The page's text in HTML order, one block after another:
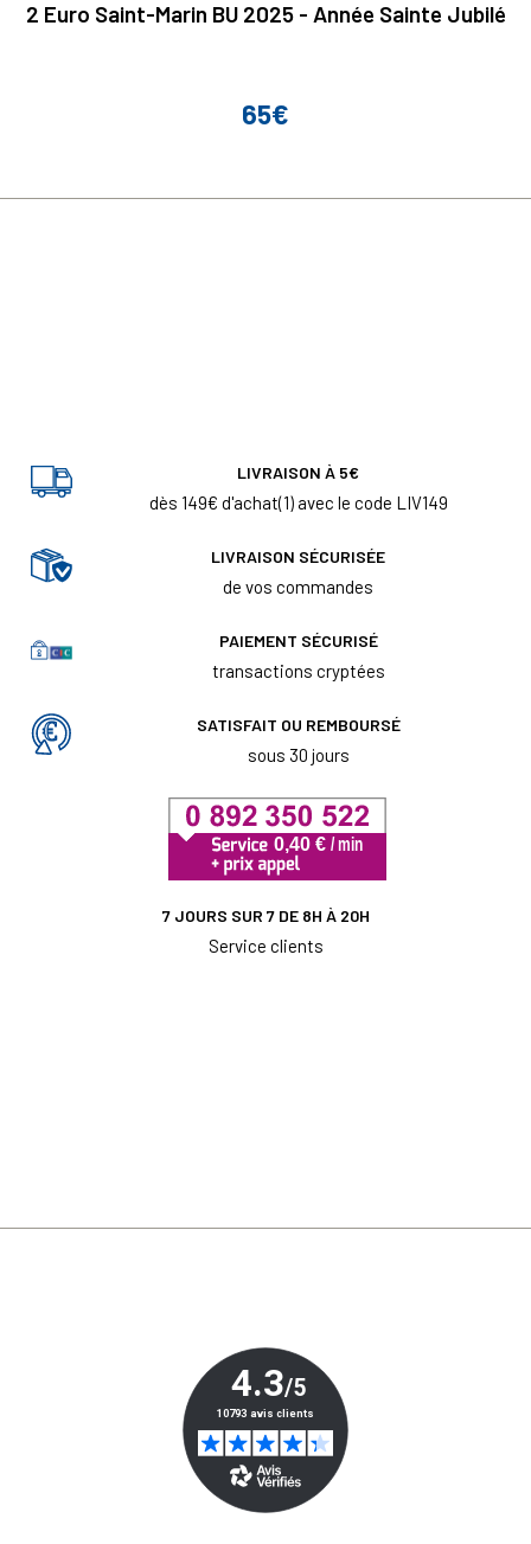
2 Euro Saint-Marin BU 2025 - Année Sainte Jubilé
Prix
65€
LIVRAISON À 5€
dès 149€ d'achat(1) avec le code LIV149
LIVRAISON SÉCURISÉE
de vos commandes
PAIEMENT SÉCURISÉ
transactions cryptées
SATISFAIT OU REMBOURSÉ
sous 30 jours
7 JOURS SUR 7 DE 8H À 20H
Service clients